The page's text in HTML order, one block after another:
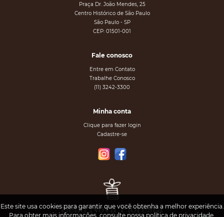
Este site usa cookies para garantir que você obtenha a melhor experiência.
Para obter mais informações, consulte nossa política de privacidade
Praça Dr. João Mendes, 25
Centro Histórico de São Paulo
São Paulo - SP
CEP: 01501-001
Fale conosco
Entre em Contato
Trabalhe Conosco
(11) 3242-3300
Minha conta
Clique para fazer login
Cadastre-se